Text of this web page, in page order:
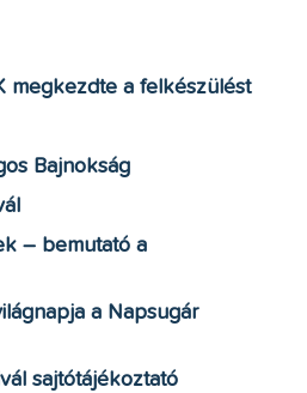
megkezdte a felkészülést
Bajnokság
– bemutató a
a Napsugár
sajtótájékoztató